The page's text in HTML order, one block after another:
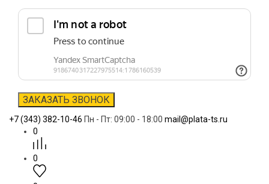
+7 (343) 382-10-46 Пн - Пт: 09:00 - 18:00 mail@plata-ts.ru
0
0